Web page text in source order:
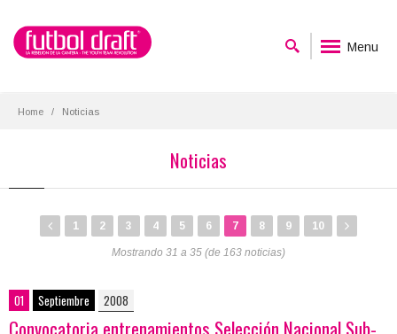
Menu
Home Noticias
Noticias
1 2 3 4 5 6 7 8 9 10
Mostrando 31 a 35 (de 163 noticias)
01 Septiembre 2008
Convocatoria entrenamientos Selección Nacional Sub-